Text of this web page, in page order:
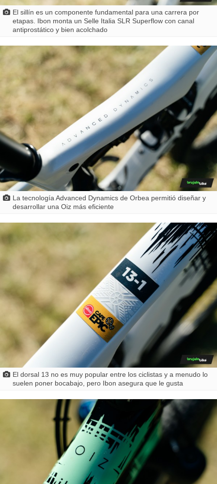
El sillín es un componente fundamental para una carrera por
etapas. Ibon monta un Selle Italia SLR Superflow con canal
antiprostático y bien acolchado
La tecnología Advanced Dynamics de Orbea permitió diseñar y
desarrollar una Oiz más eficiente
El dorsal 13 no es muy popular entre los ciclistas y a menudo lo
suelen poner bocabajo, pero Ibon asegura que le gusta